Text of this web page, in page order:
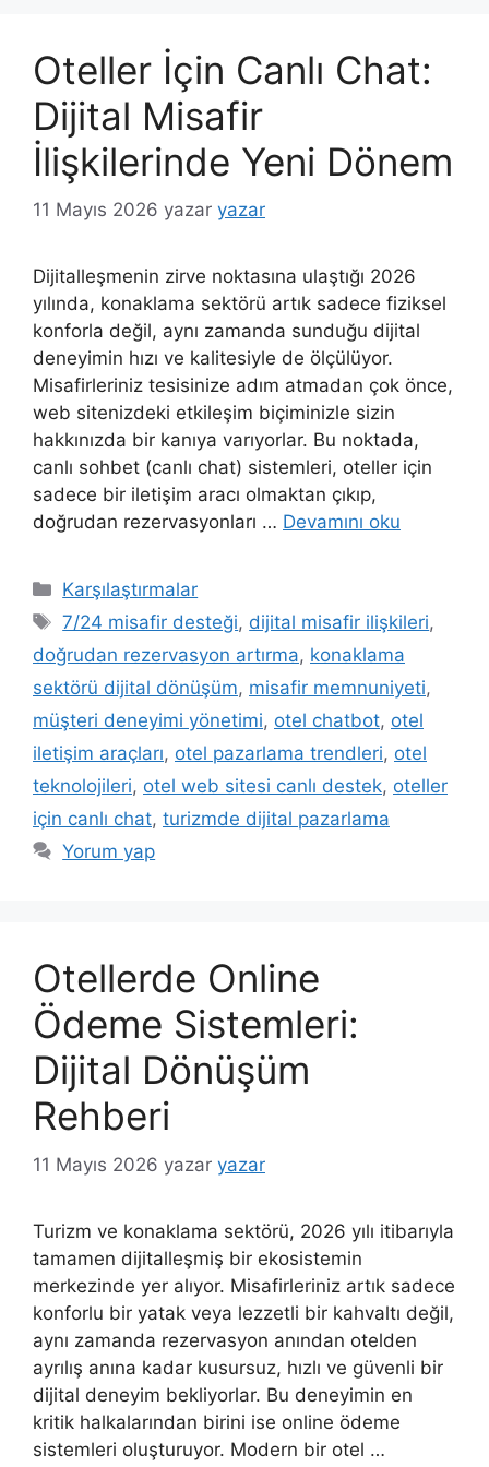
Oteller İçin Canlı Chat:
Dijital Misafir
İlişkilerinde Yeni Dönem
11 Mayıs 2026 yazar yazar
Dijitalleşmenin zirve noktasına ulaştığı 2026
yılında, konaklama sektörü artık sadece fiziksel
konforla değil, aynı zamanda sunduğu dijital
deneyimin hızı ve kalitesiyle de ölçülüyor.
Misafirleriniz tesisinize adım atmadan çok önce,
web sitenizdeki etkileşim biçiminizle sizin
hakkınızda bir kanıya varıyorlar. Bu noktada,
canlı sohbet (canlı chat) sistemleri, oteller için
sadece bir iletişim aracı olmaktan çıkıp,
doğrudan rezervasyonları … Devamını oku
Kategoriler
Karşılaştırmalar
Etiketler
7/24 misafir desteği, dijital misafir ilişkileri,
doğrudan rezervasyon artırma, konaklama
sektörü dijital dönüşüm, misafir memnuniyeti,
müşteri deneyimi yönetimi, otel chatbot, otel
iletişim araçları, otel pazarlama trendleri, otel
teknolojileri, otel web sitesi canlı destek, oteller
için canlı chat, turizmde dijital pazarlama
Yorum yap
Otellerde Online
Ödeme Sistemleri:
Dijital Dönüşüm
Rehberi
11 Mayıs 2026 yazar yazar
Turizm ve konaklama sektörü, 2026 yılı itibarıyla
tamamen dijitalleşmiş bir ekosistemin
merkezinde yer alıyor. Misafirleriniz artık sadece
konforlu bir yatak veya lezzetli bir kahvaltı değil,
aynı zamanda rezervasyon anından otelden
ayrılış anına kadar kusursuz, hızlı ve güvenli bir
dijital deneyim bekliyorlar. Bu deneyimin en
kritik halkalarından birini ise online ödeme
sistemleri oluşturuyor. Modern bir otel …